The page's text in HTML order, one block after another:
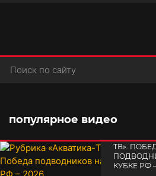
популярное видео
TВ».
КУБКЕ РФ